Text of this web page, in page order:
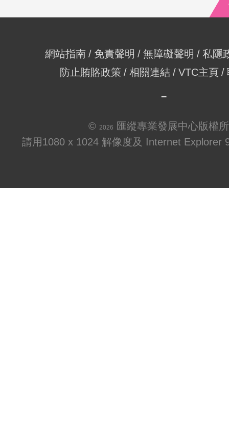
網站指南 免責聲明 無障礙聲明
私隱
防止賄賂政策
相關連結 VTC主頁
© 2026
匯縱專業發展中心版權
請用1080 x 1024 解像度及 Internet Explorer